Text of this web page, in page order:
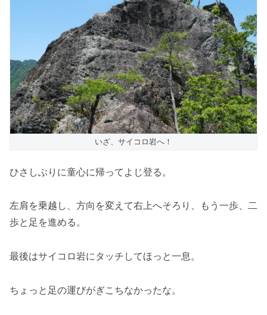
いざ、サイコロ岩へ！
ひさしぶりに童心に帰ってよじ登る。
左肩を乗越し、方向を変えて右上へそろり、もう一歩、二
歩と足を進める。
最後はサイコロ岩にタッチしてほっと一息。
ちょっと足の運びがぎこちなかったな。